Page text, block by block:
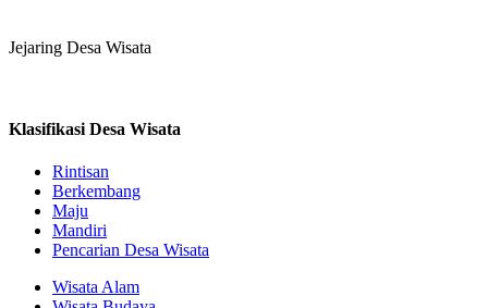
Jejaring Desa Wisata
Klasifikasi Desa Wisata
Rintisan
Berkembang
Maju
Mandiri
Pencarian Desa Wisata
Wisata Alam